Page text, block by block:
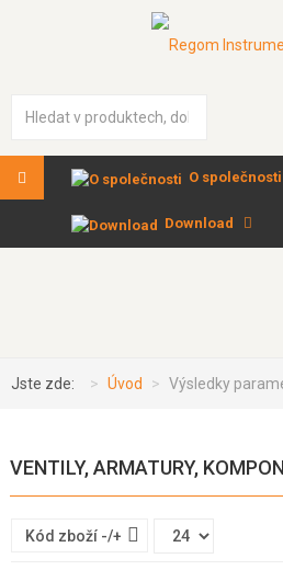
O společnosti
Download
Jste zde: Úvod Výsledky
VENTILY, ARMATURY,
Kód zboží -/+